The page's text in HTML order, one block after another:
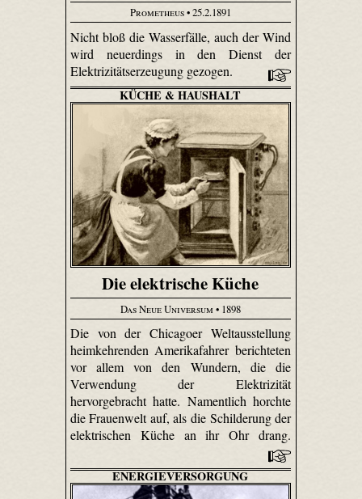
Prometheus• 25.2.1891
Nicht bloß die Wasserfälle, auch der Wind
wird neuerdings in den Dienst der
Elektrizitätserzeugung gezogen.
KÜCHE & HAUSHALT
Die elektrische Küche
Das Neue Universum• 1898
Die von der Chicagoer Weltausstellung
heimkehrenden Amerikafahrer berichteten
vor allem von den Wundern, die die
Verwendung der Elektrizität
hervorgebracht hatte. Namentlich horchte
die Frauenwelt auf, als die Schilderung der
elektrischen Küche an ihr Ohr drang.
ENERGIEVERSORGUNG